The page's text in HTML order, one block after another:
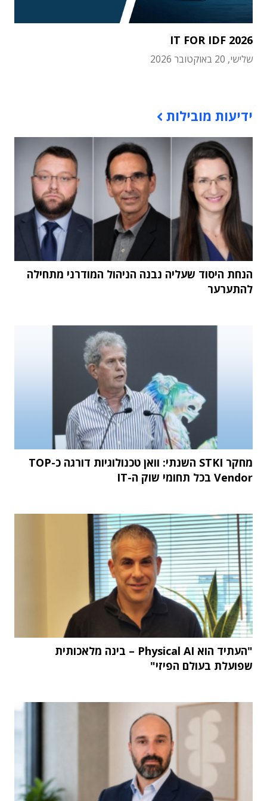
IT FOR IDF 2026
שלישי, 20 באוקטובר 2026
ידיעות מובילות
הנחת היסוד שעליה נבנה הניהול המודרני מתחילה
להתערער
מחקר STKI השנתי: וואן טכנולוגיות דורגה כ-TOP
Vendor בכל תחומי שוק ה-IT
"העתיד הוא Physical AI – בינה מלאכותית
שפועלת בעולם הפיזי"